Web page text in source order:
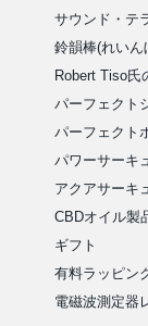
サウンド・テ
鈴韻棒(れいん
Robert Tiso氏
パーフェクト
パーフェクト
パワーサーキ
アクアサーキ
CBDオイル製
ギフト
有料ラッピン
電磁波測定器